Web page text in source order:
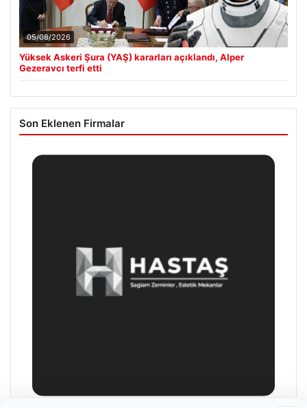
05/08/2026
Yüksek Askeri Şura (YAŞ) kararları açıklandı, Alper
Gezeravcı terfi etti
Son Eklenen Firmalar